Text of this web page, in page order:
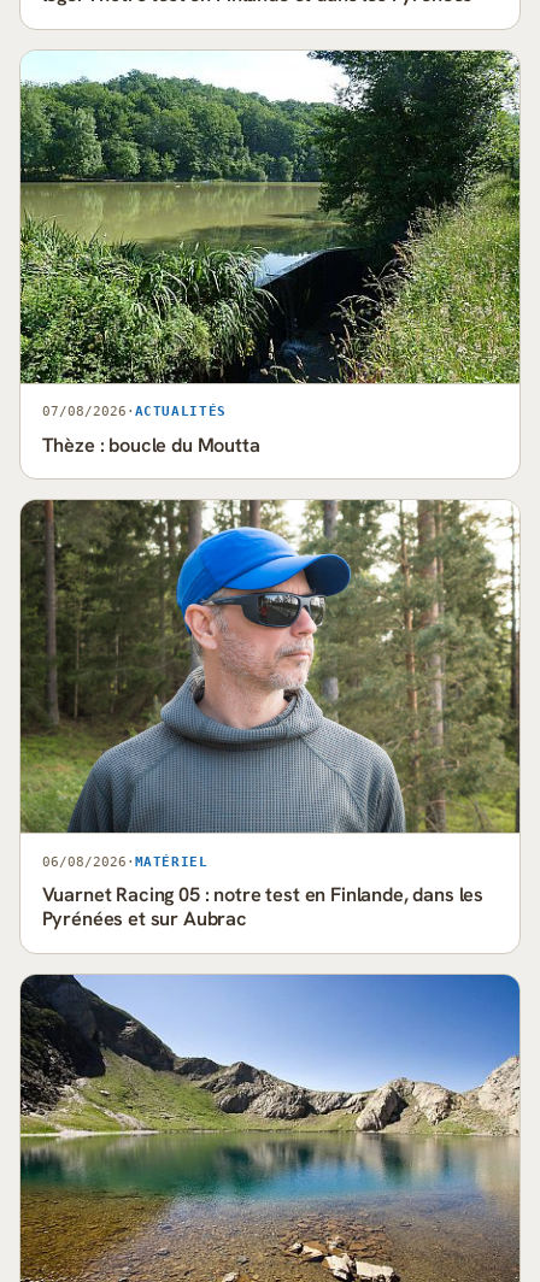
07/08/2026 · ACTUALITÉS
Thèze : boucle du Moutta
06/08/2026 · MATÉRIEL
Vuarnet Racing 05 : notre test en Finlande, dans les
Pyrénées et sur Aubrac